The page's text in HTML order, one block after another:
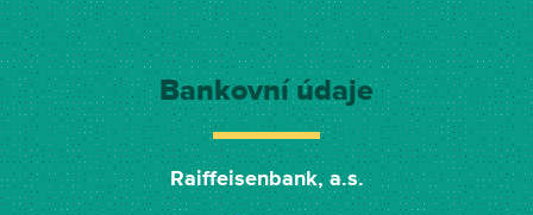
Bankovní údaje
Raiffeisenbank, a.s.